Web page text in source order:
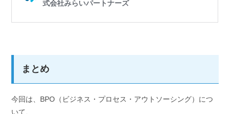
まとめ
今回は、BPO（ビジネス・プロセス・アウトソーシング）につ
いて、